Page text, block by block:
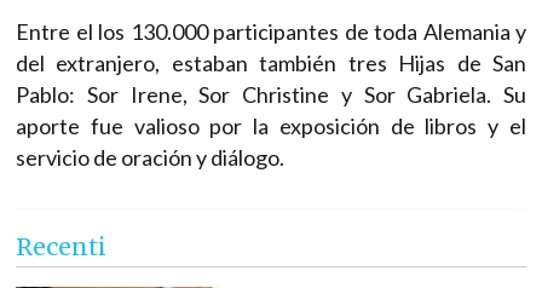
Entre el los 130.000 participantes de toda Alemania y
del extranjero, estaban también tres Hijas de San
Pablo: Sor Irene, Sor Christine y Sor Gabriela. Su
aporte fue valioso por la exposición de libros y el
servicio de oración y diálogo.
Recenti